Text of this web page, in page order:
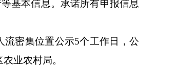
基本信息。承诺所有申报信息
密集位置公示5个工作日，公
业农村局。